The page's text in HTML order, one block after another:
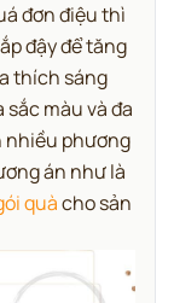
đơn điệu thì
đậy để tăng
thích sáng
sắc màu và đa
nhiều phương
án như là
quàcho sản